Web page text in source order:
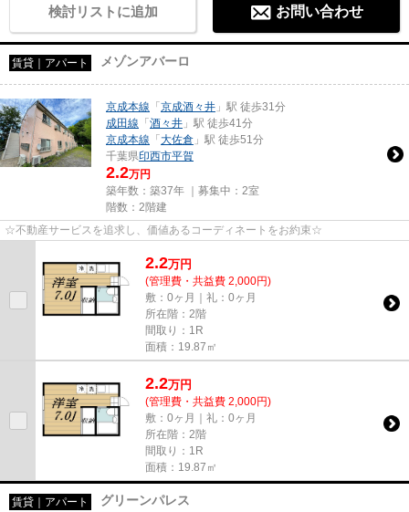
検討リストに追加 お問い合わせ
賃貸｜アパート メゾンアバーロ
京成本線 「京成酒々井 」駅 徒歩31分
成田線 「酒々井 」駅 徒歩41分
京成本線 「大佐倉 」駅 徒歩51分
千葉県印西市平賀
2.2万円
築年数：築37年 ｜募集中： 2室
階数：2階建
☆不動産サービスを追求し、価値あるコーディネートをお約束☆
2.2万円
(管理費・共益費 2,000円)
敷：0ヶ月｜礼：0ヶ月
所在階：2階
間取り：1R
面積：19.87㎡
2.2万円
(管理費・共益費 2,000円)
敷：0ヶ月｜礼：0ヶ月
所在階：2階
間取り：1R
面積：19.87㎡
賃貸｜アパート グリーンパレス